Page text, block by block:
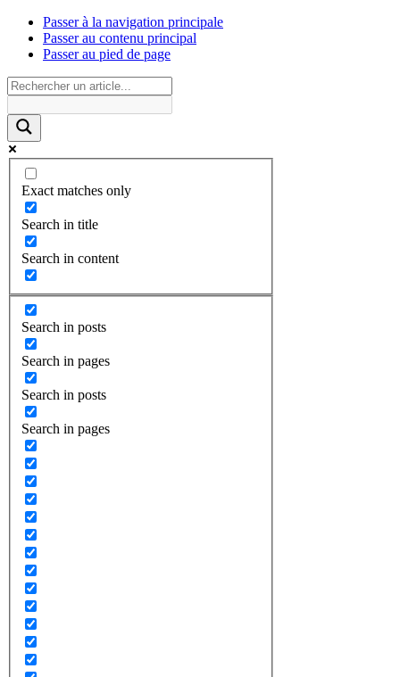
Passer à la navigation principale
Passer au contenu principal
Passer au pied de page
Exact matches only
Search in title
Search in content
Search in posts
Search in pages
Search in posts
Search in pages